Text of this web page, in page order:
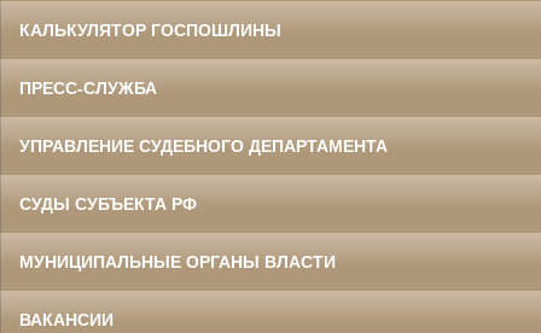
КАЛЬКУЛЯТОР ГОСПОШЛИНЫ
ПРЕСС-СЛУЖБА
УПРАВЛЕНИЕ СУДЕБНОГО ДЕПАРТАМЕНТА
СУДЫ СУБЪЕКТА РФ
МУНИЦИПАЛЬНЫЕ ОРГАНЫ ВЛАСТИ
ВАКАНСИИ